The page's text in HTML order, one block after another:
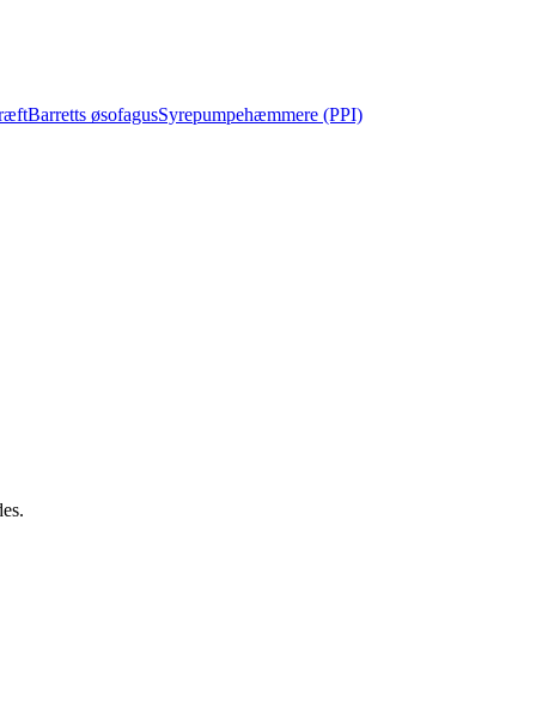
Barretts øsofagusSyrepumpehæmmere (PPI)